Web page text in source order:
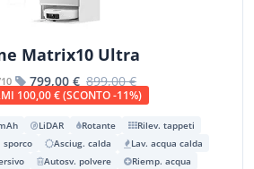
Matrix10 Ultra
799,00 € 899,00 €
100,00 € (SCONTO -11%)
LiDAR Rotante
Rilev. tappeti
sporco Asciug. calda
Lav. acqua calda
Autosv. polvere
Riemp. acqua